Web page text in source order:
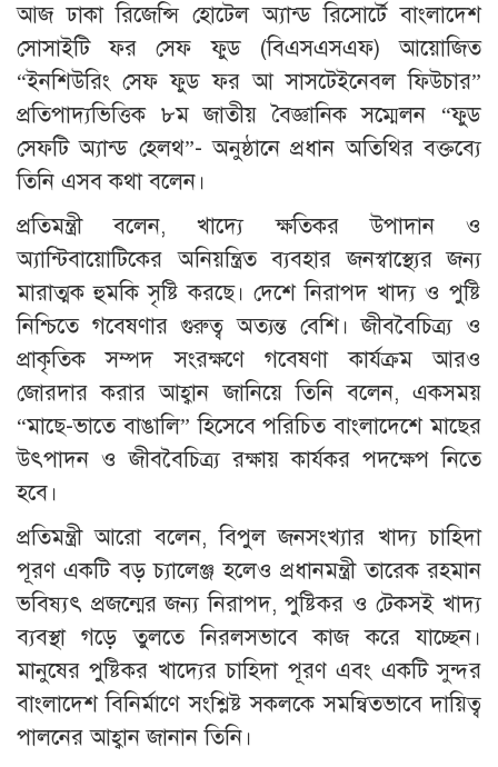
আজ ঢাকা রিজেন্সি হোটেল অ্যান্ড রিসোর্টে বাংলাদেশ
সোসাইটি ফর সেফ ফুড (বিএসএসএফ) আয়োজিত
“ইনশিউরিং সেফ ফুড ফর আ সাসটেইনেবল ফিউচার”
প্রতিপাদ্যভিত্তিক ৮ম জাতীয় বৈজ্ঞানিক সম্মেলন “ফুড
সেফটি অ্যান্ড হেলথ”- অনুষ্ঠানে প্রধান অতিথির বক্তব্যে
তিনি এসব কথা বলেন।
প্রতিমন্ত্রী বলেন, খাদ্যে ক্ষতিকর উপাদান ও
অ্যান্টিবায়োটিকের অনিয়ন্ত্রিত ব্যবহার জনস্বাস্থ্যের জন্য
মারাত্মক হুমকি সৃষ্টি করছে। দেশে নিরাপদ খাদ্য ও পুষ্টি
নিশ্চিতে গবেষণার গুরুত্ব অত্যন্ত বেশি। জীববৈচিত্র্য ও
প্রাকৃতিক সম্পদ সংরক্ষণে গবেষণা কার্যক্রম আরও
জোরদার করার আহ্বান জানিয়ে তিনি বলেন, একসময়
“মাছে-ভাতে বাঙালি” হিসেবে পরিচিত বাংলাদেশে মাছের
উৎপাদন ও জীববৈচিত্র্য রক্ষায় কার্যকর পদক্ষেপ নিতে
হবে।
প্রতিমন্ত্রী আরো বলেন, বিপুল জনসংখ্যার খাদ্য চাহিদা
পূরণ একটি বড় চ্যালেঞ্জ হলেও প্রধানমন্ত্রী তারেক রহমান
ভবিষ্যৎ প্রজন্মের জন্য নিরাপদ, পুষ্টিকর ও টেকসই খাদ্য
ব্যবস্থা গড়ে তুলতে নিরলসভাবে কাজ করে যাচ্ছেন।
মানুষের পুষ্টিকর খাদ্যের চাহিদা পূরণ এবং একটি সুন্দর
বাংলাদেশ বিনির্মাণে সংশ্লিষ্ট সকলকে সমন্বিতভাবে দায়িত্ব
পালনের আহ্বান জানান তিনি।